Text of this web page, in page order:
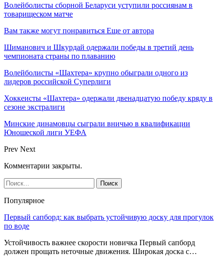
Волейболисты сборной Беларуси уступили россиянам в
товарищеском матче
Вам также могут понравиться Еще от автора
Шиманович и Шкурдай одержали победы в третий день
чемпионата страны по плаванию
Волейболисты «Шахтера» крупно обыграли одного из
лидеров российской Суперлиги
Хоккеисты «Шахтера» одержали двенадцатую победу кряду в
сезоне экстралиги
Минские динамовцы сыграли вничью в квалификации
Юношеской лиги УЕФА
Prev Next
Комментарии закрыты.
Популярное
Первый сапборд: как выбрать устойчивую доску для прогулок
по воде
Устойчивость важнее скорости новичка Первый сапборд
должен прощать неточные движения. Широкая доска с…